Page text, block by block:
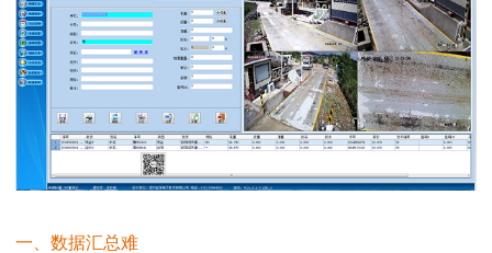
一、数据汇总难